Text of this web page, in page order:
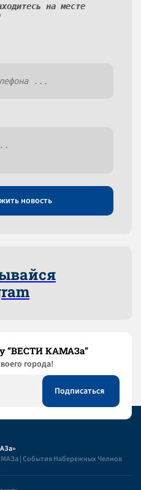
на месте
новость
“ВЕСТИ КАМАЗа”
города!
| События Набережных Челнов